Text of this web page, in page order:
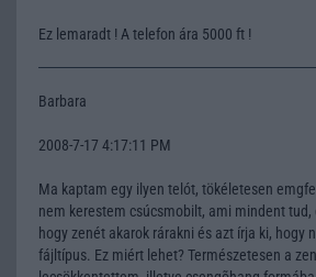
Ez lemaradt ! A telefon ára 5000 ft !
Barbara
2008-7-17 4:17:11 PM
Ma kaptam egy ilyen telót, tökéletesen
nem kerestem csúcsmobilt, ami mindent tud,
hogy zenét akarok rárakni és azt írja ki, hogy
fájltípus. Ez miért lehet? Természetesen a